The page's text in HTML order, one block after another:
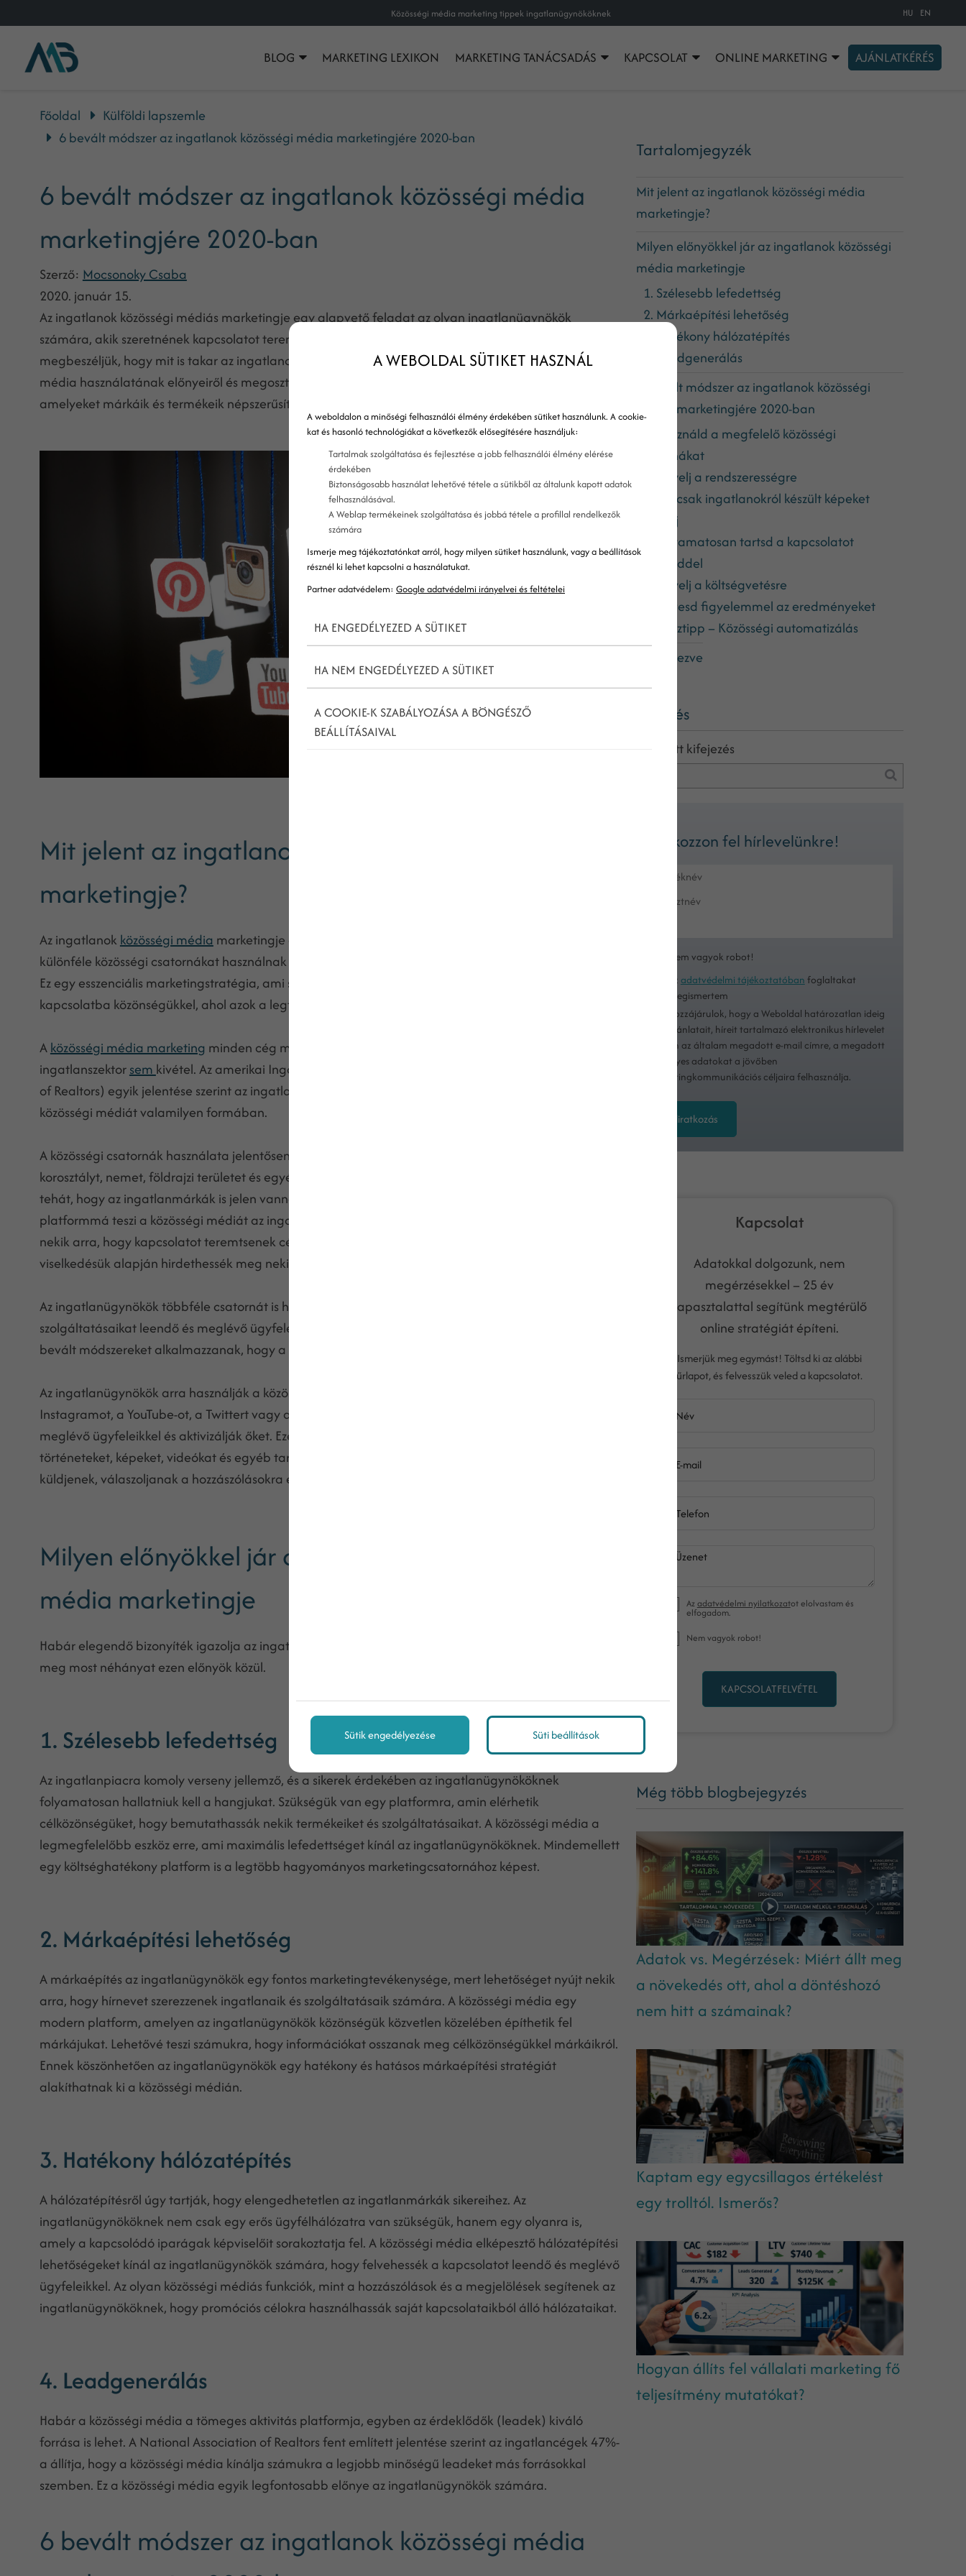
Közösségi média marketing tippek ingatlanügynököknek HU EN
BLOG MARKETING LEXIKON MARKETING TANÁCSADÁS KAPCSOLAT ONLINE MARKETING AJÁNLATKÉRÉS
Főoldal
Külföldi lapszemle
6 bevált módszer az ingatlanok közösségi média marketingjére 2020-ban
6 bevált módszer az ingatlanok közösségi média
marketingjére 2020-ban
Szerző: Mocsonoky Csaba
2020. január 15.
Az ingatlanok közösségi médiás marketingje egy alapvető feladat az olyan ingatlanügynökök
számára, akik szeretnének kapcsolatot teremteni célközönségükkel. A következő cikkben
megbeszéljük, hogy mit is takar az ingatlanok közösségi média marketingje, szó esik a közösségi
média használatának előnyeiről és megosztunk hat bevált módszert is az ingatlanügynökök számára,
amelyeket márkáik és termékeik népszerűsítésére használhatnak a közösségi médián.
Mit jelent az ingatlanok közösségi média
marketingje?
Az ingatlanok közösségi média marketingje egy olyan folyamat, amely során az ingatlanügynökök
különféle közösségi csatornákat használnak fel márkáik és ingatlanaik népszerűsítésére és hirdetésére.
Ez egy esszenciális marketingstratégia, ami segít az ingatlanügynököknek, hogy ott léphessenek
kapcsolatba közönségükkel, ahol azok a legtöbb időt töltik.
Aközösségi média marketing minden cég marketingjének alapvető elemévé vált és, ez alól az
ingatlanszektorsem kivétel. Az amerikai Ingatlanügynökök Nemzeti Egyesülete (National Association
of Realtors) egyik jelentése szerint az ingatlanügynökök 77%-a használja aktívan munkájához a
közösségi médiát valamilyen formában.
A közösségi csatornák használata jelentősen elterjedt az elmúlt évek során, és mára már minden
korosztályt, nemet, földrajzi területet és egyéb demográfiai csoportot is magába foglal. Nem csoda
tehát, hogy az ingatlanmárkák is jelen vannak a közösségi médián. Azonban ami igazán ideális
platformmá teszi a közösségi médiát az ingatlanügynökök számára, az az, hogy lehetőséget kínál
nekik arra, hogy kapcsolatot teremtsenek célközönségükkel és érdeklődési köreik, lakóhelyük és
viselkedésük alapján hirdethessék meg nekik az ingatlanokat.
Az ingatlanügynökök többféle csatornát is használhatnak arra, hogy népszerűsíthessék
szolgáltatásaikat leendő és meglévő ügyfeleik irányába. Azonban eközben fontos, hogy különféle
bevált módszereket alkalmazzanak, hogy a versenytársaik előtt járhassanak.
Az ingatlanügynökök arra használják a közösségi hálózatokat (úgymint a Facebookot, a LinkedInt, az
Instagramot, a YouTube-ot, a Twittert vagy a Snapchatet), hogy kapcsolatba lépjenek leendő és
meglévő ügyfeleikkel és aktivizálják őket. Ezek a platformok lehetővé teszik számukra, hogy
történeteket, képeket, videókat és egyéb tartalmakat publikáljanak, illetve hogy üzeneteket
küldjenek, válaszoljanak a hozzászólásokra és hogy szegmentált közönségeknek reklámozhassanak.
Milyen előnyökkel jár az ingatlanok közösségi
média marketingje
Habár elegendő bizonyíték igazolja az ingatlanok
meg most néhányat ezen előnyök közül.
1. Szélesebb lefedettség
Az ingatlanpiacra komoly verseny jellemző, és a sikerek érdekében az ingatlanügynököknek
folyamatosan hallatniuk kell a hangjukat. Szükségük van egy platformra, amin elérhetik
célközönségüket, hogy bemutathassák nekik termékeiket és szolgáltatásaikat. A közösségi média a
legmegfelelőbb eszköz erre, ami maximális lefedettséget kínál az ingatlanügynököknek. Mindemellett
egy költséghatékony platform is a legtöbb hagyományos marketingcsatornához képest.
2. Márkaépítési lehetőség
A márkaépítés az ingatlanügynökök egy fontos marketingtevékenysége, mert lehetőséget nyújt nekik
arra, hogy hírnevet szerezzenek ingatlanaik és szolgáltatásaik számára. A közösségi média egy
modern platform, amelyen az ingatlanügynökök közönségük közvetlen közelében építhetik fel
márkájukat. Lehetővé teszi számukra, hogy információkat osszanak meg célközönségükkel márkáikról.
Ennek köszönhetően az ingatlanügynökök egy hatékony és hatásos márkaépítési stratégiát
alakíthatnak ki a közösségi médián.
3. Hatékony hálózatépítés
A hálózatépítésről úgy tartják, hogy elengedhetetlen az ingatlanmárkák sikereihez. Az
ingatlanügynököknek nem csak egy erős ügyfélhálózatra van szükségük, hanem egy olyanra is,
amely a kapcsolódó iparágak képviselőit sorakoztatja fel. A közösségi média elképesztő hálózatépítési
lehetőségeket kínál az ingatlanügynökök számára, hogy felvehessék a kapcsolatot leendő és meglévő
ügyfeleikkel. Az olyan közösségi médiás funkciók, mint a hozzászólások és a megjelölések segítenek az
ingatlanügynököknek, hogy promóciós célokra használhassák saját kapcsolataikból álló hálózataikat.
4. Leadgenerálás
Habár a közösségi média a tömeges aktivitás platformja, egyben az érdeklődők (leadek) kiváló
forrása is lehet. A National Association of Realtors fent említett jelentése szerint az ingatlancégek 47%-
a állítja, hogy a közösségi média kínálja számukra a legjobb minőségű leadeket más forrásokkal
szemben. Ez a közösségi média egyik legfontosabb előnye az ingatlanügynökök számára.
6 bevált módszer az ingatlanok közösségi média
Tartalomjegyzék
Mit jelent az ingatlanok közösségi média
marketingje?
Milyen előnyökkel jár az ingatlanok közösségi
média marketingje
1. Szélesebb lefedettség
2. Márkaépítési lehetőség
3. Hatékony hálózatépítés
4. Leadgenerálás
6 bevált módszer az ingatlanok közösségi
média marketingjére 2020-ban
1. Használd a megfelelő közösségi
csatornákat
2. Ügyelj a rendszerességre
3. Ne csak ingatlanokról készült képeket
posztolj
4. Folyamatosan tartsd a kapcsolatot
követőiddel
5. Ügyelj a költségvetésre
6. Kövesd figyelemmel az eredményeket
Bónusztipp – Közösségi automatizálás
Összegezve
Keresés
Keresett kifejezés
Iratkozzon fel hírlevelünkre!
Nem vagyok robot!
Az adatvédelmi tájékoztatóban foglaltakat
megismertem
Hozzájárulok, hogy a Weboldal határozatlan ideig
ajánlatait, híreit tartalmazó elektronikus hírlevelet
küldjön az általam megadott e-mail címre, a megadott
személyes adatokat a jövőben
marketingkommunikációs céljaira felhasználja.
Feliratkozás
Kapcsolat
Adatokkal dolgozunk, nem
megérzésekkel – 25 év
tapasztalattal segítünk megtérülő
online stratégiát építeni.
Ismerjük meg egymást! Töltsd ki az alábbi
űrlapot, és felvesszük veled a kapcsolatot.
Név
E-mail
Telefon
Üzenet
Azadatvédelmi nyilatkozatot elolvastam és
elfogadom.
Nem vagyok robot!
KAPCSOLATFELVÉTEL
Még több blogbejegyzés
Adatok vs. Megérzések: Miért állt meg
a növekedés ott, ahol a döntéshozó
nem hitt a számainak?
Kaptam egy egycsillagos értékelést
egy trolltól. Ismerős?
Hogyan állíts fel vállalati marketing fő
teljesítmény mutatókat?
A WEBOLDAL SÜTIKET HASZNÁL
A weboldalon a minőségi felhasználói élmény érdekében sütiket használunk. A cookie-
kat és hasonló technológiákat a következők elősegítésére használjuk:
Tartalmak szolgáltatása és fejlesztése a jobb felhasználói élmény elérése
érdekében
Biztonságosabb használat lehetővé tétele a sütikből az általunk kapott adatok
felhasználásával.
A Weblap termékeinek szolgáltatása és jobbá tétele a profillal rendelkezők
számára
Ismerje meg tájékoztatónkat arról, hogy milyen sütiket használunk, vagy a beállítások
résznél ki lehet kapcsolni a használatukat.
Partner adatvédelem: Google adatvédelmi irányelvei és feltételei
HA ENGEDÉLYEZED A SÜTIKET
HA NEM ENGEDÉLYEZED A SÜTIKET
A COOKIE-K SZABÁLYOZÁSA A BÖNGÉSZŐ
BEÁLLÍTÁSAIVAL
Sütik engedélyezése Süti beállítások